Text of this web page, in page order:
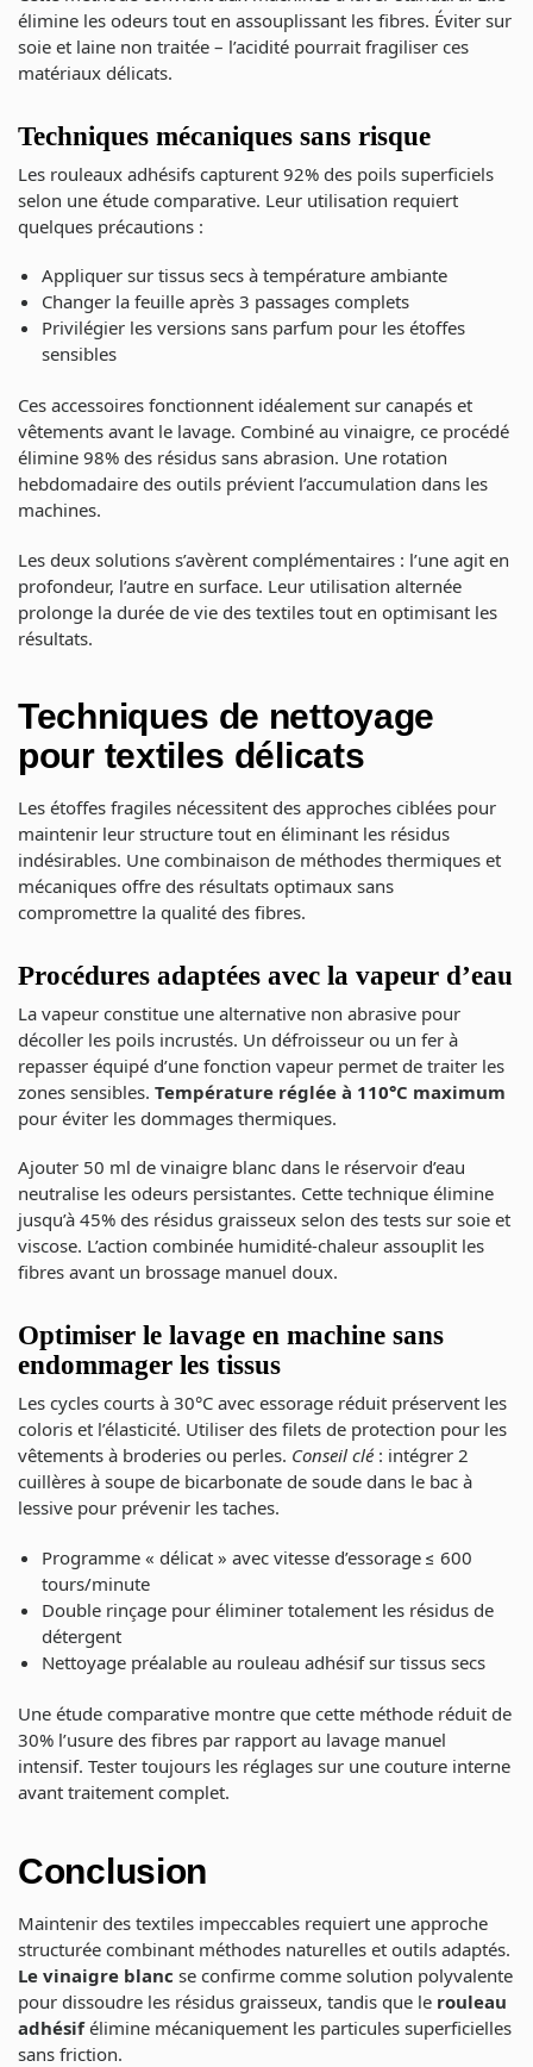
élimine les odeurs tout en assouplissant les fibres. Éviter sur
soie et laine non traitée – l’acidité pourrait fragiliser ces
matériaux délicats.
Techniques mécaniques sans risque
Les rouleaux adhésifs capturent 92% des poils superficiels
selon une étude comparative. Leur utilisation requiert
quelques précautions :
Appliquer sur tissus secs à température ambiante
Changer la feuille après 3 passages complets
Privilégier les versions sans parfum pour les étoffes
sensibles
Ces accessoires fonctionnent idéalement sur canapés et
vêtements avant le lavage. Combiné au vinaigre, ce procédé
élimine 98% des résidus sans abrasion. Une rotation
hebdomadaire des outils prévient l’accumulation dans les
machines.
Les deux solutions s’avèrent complémentaires : l’une agit en
profondeur, l’autre en surface. Leur utilisation alternée
prolonge la durée de vie des textiles tout en optimisant les
résultats.
Techniques de nettoyage
pour textiles délicats
Les étoffes fragiles nécessitent des approches ciblées pour
maintenir leur structure tout en éliminant les résidus
indésirables. Une combinaison de méthodes thermiques et
mécaniques offre des résultats optimaux sans
compromettre la qualité des fibres.
Procédures adaptées avec la vapeur d’eau
La vapeur constitue une alternative non abrasive pour
décoller les poils incrustés. Un défroisseur ou un fer à
repasser équipé d’une fonction vapeur permet de traiter les
zones sensibles. Température réglée à 110°C maximum
pour éviter les dommages thermiques.
Ajouter 50 ml de vinaigre blanc dans le réservoir d’eau
neutralise les odeurs persistantes. Cette technique élimine
jusqu’à 45% des résidus graisseux selon des tests sur soie et
viscose. L’action combinée humidité-chaleur assouplit les
fibres avant un brossage manuel doux.
Optimiser le lavage en machine sans
endommager les tissus
Les cycles courts à 30°C avec essorage réduit préservent les
coloris et l’élasticité. Utiliser des filets de protection pour les
vêtements à broderies ou perles. Conseil clé : intégrer 2
cuillères à soupe de bicarbonate de soude dans le bac à
lessive pour prévenir les taches.
Programme « délicat » avec vitesse d’essorage ≤ 600
tours/minute
Double rinçage pour éliminer totalement les résidus de
détergent
Nettoyage préalable au rouleau adhésif sur tissus secs
Une étude comparative montre que cette méthode réduit de
30% l’usure des fibres par rapport au lavage manuel
intensif. Tester toujours les réglages sur une couture interne
avant traitement complet.
Conclusion
Maintenir des textiles impeccables requiert une approche
structurée combinant méthodes naturelles et outils adaptés.
Le vinaigre blanc se confirme comme solution polyvalente
pour dissoudre les résidus graisseux, tandis que le rouleau
adhésifélimine mécaniquement les particules superficielles
sans friction.